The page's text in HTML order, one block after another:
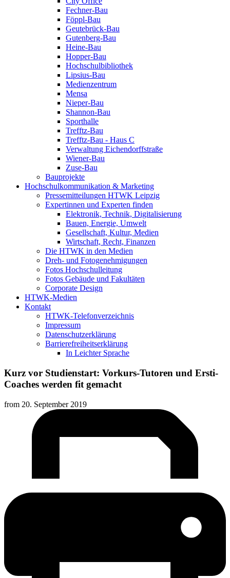
Fechner-Bau
Föppl-Bau
Geutebrück-Bau
Gutenberg-Bau
Heine-Bau
Hopper-Bau
Hochschulbibliothek
Lipsius-Bau
Medienzentrum
Mensa
Nieper-Bau
Shannon-Bau
Sporthalle
Trefftz-Bau
Trefftz-Bau - Haus C
Verwaltung Eichendorffstraße
Wiener-Bau
Zuse-Bau
Bauprojekte
Hochschulkommunikation & Marketing
Pressemitteilungen HTWK Leipzig
Expertinnen und Experten finden
Elektronik, Technik, Digitalisierung
Bauen, Energie, Umwelt
Gesellschaft, Kultur, Medien
Wirtschaft, Recht, Finanzen
Die HTWK in den Medien
Dreh- und Fotogenehmigungen
Fotos Hochschulleitung
Fotos Gebäude und Fakultäten
Corporate Design
HTWK-Medien
Kontakt
HTWK-Telefonverzeichnis
Impressum
Datenschutzerklärung
Barrierefreiheitserklärung
In Leichter Sprache
Kurz vor Studienstart: Vorkurs-Tutoren und Ersti-
Coaches werden fit gemacht
from 20. September 2019